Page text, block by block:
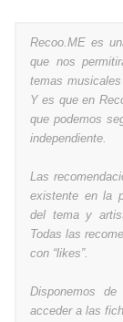
Recoo.ME es
que nos
temas
Y es que en
que podemos
independiente.
Las
existente en la
del tema y
Todas las
con “likes”.
Disponemos
acceder a las